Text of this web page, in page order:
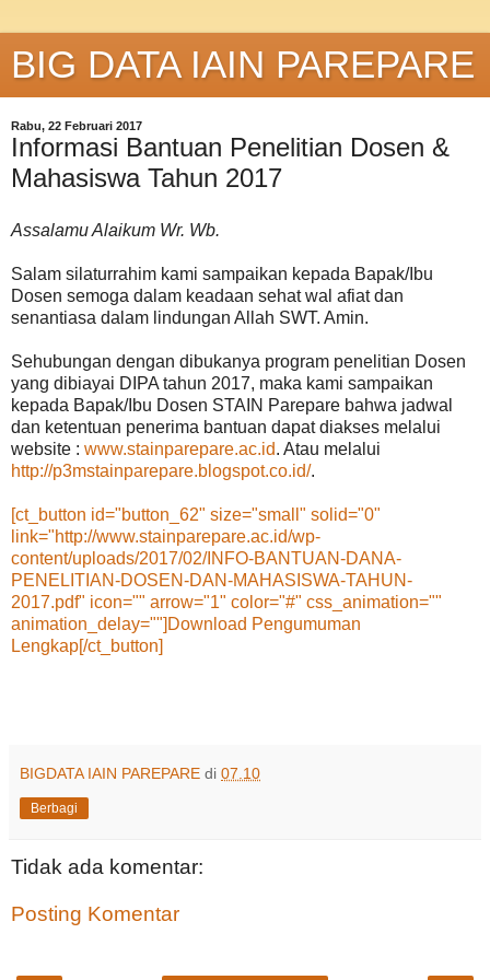
BIG DATA IAIN PAREPARE
Rabu, 22 Februari 2017
Informasi Bantuan Penelitian Dosen &
Mahasiswa Tahun 2017
Assalamu Alaikum Wr. Wb.
Salam silaturrahim kami sampaikan kepada Bapak/Ibu
Dosen semoga dalam keadaan sehat wal afiat dan
senantiasa dalam lindungan Allah SWT. Amin.
Sehubungan dengan dibukanya program penelitian Dosen
yang dibiayai DIPA tahun 2017, maka kami sampaikan
kepada Bapak/Ibu Dosen STAIN Parepare bahwa jadwal
dan ketentuan penerima bantuan dapat diakses melalui
website : www.stainparepare.ac.id. Atau melalui
http://p3mstainparepare.blogspot.co.id/.
[ct_button id="button_62" size="small" solid="0"
link="http://www.stainparepare.ac.id/wp-
content/uploads/2017/02/INFO-BANTUAN-DANA-
PENELITIAN-DOSEN-DAN-MAHASISWA-TAHUN-
2017.pdf" icon="" arrow="1" color="#" css_animation=""
animation_delay=""]Download Pengumuman
Lengkap[/ct_button]
BIGDATA IAIN PAREPARE di 07.10
Berbagi
Tidak ada komentar:
Posting Komentar